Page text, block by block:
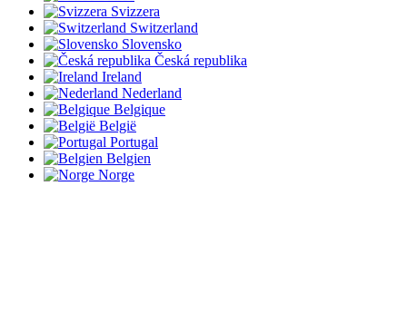
Svizzera
Switzerland
Slovensko
Česká republika
Ireland
Nederland
Belgique
België
Portugal
Belgien
Norge